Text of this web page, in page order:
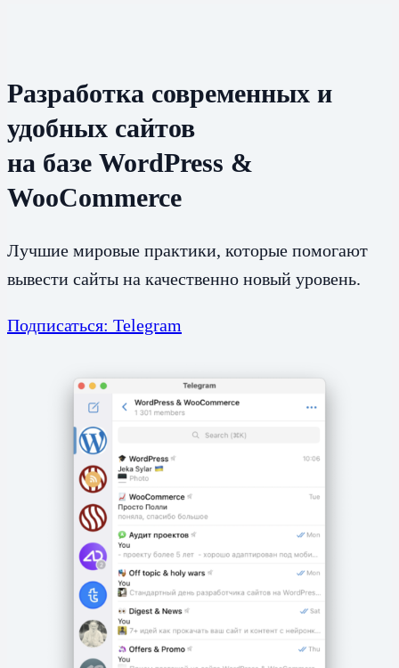
Разработка современных и
удобных сайтов
на базе WordPress &
WooCommerce
Лучшие мировые практики, которые помогают
вывести сайты на качественно новый уровень.
Подписаться: Telegram